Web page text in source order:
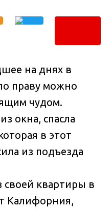
на днях в
праву можно
чудом.
окна, спасла
в этот
из подъезда
квартиры в
Калифорния,